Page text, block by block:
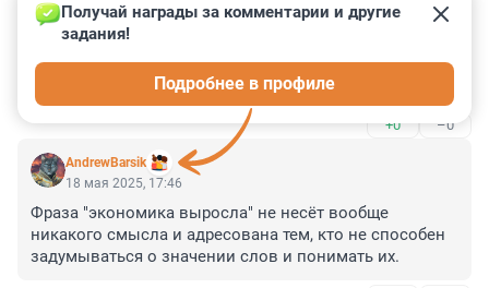
27 мая 2025, 17:24
Я вообще в шоке... Сегодня прочла, что с вечера 27
мая православные уже празднуют отдание Пасхи и
Предпразднство Вознесения, а потом 11 дней
Вознесения до Троицы, а потом Троицу то ли 2 или 3
дня. Одним словом до середины июня у них длятся
празднования, а недавно неделю тоже праздновали
Пасху. У меня вопрос только один. А когда они
вообще работают, если им грех в праздники работать?
И как они зарабатывают на жизнь? Или они святым
духом живут?
+0 –0
AndrewBarsik
Получай награды за комментарии и другие
задания!
Подробнее в профиле
18 мая 2025, 17:46
Фраза "экономика выросла" не несёт вообще
никакого смысла и адресована тем, кто не способен
задумываться о значении слов и понимать их.